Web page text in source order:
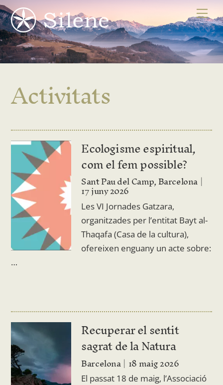
Skip
to
content
Activitats
Ecologisme espiritual,
com el fem possible?
Sant Pau del Camp, Barcelona
17 juny 2026
Les VI Jornades Gatzara,
organitzades per l’entitat Bayt al-
Thaqafa (Casa de la cultura),
ofereixen enguany un acte sobre:
…
Recuperar el sentit
sagrat de la Natura
Barcelona 18 maig 2026
El passat 18 de maig, l’Associació